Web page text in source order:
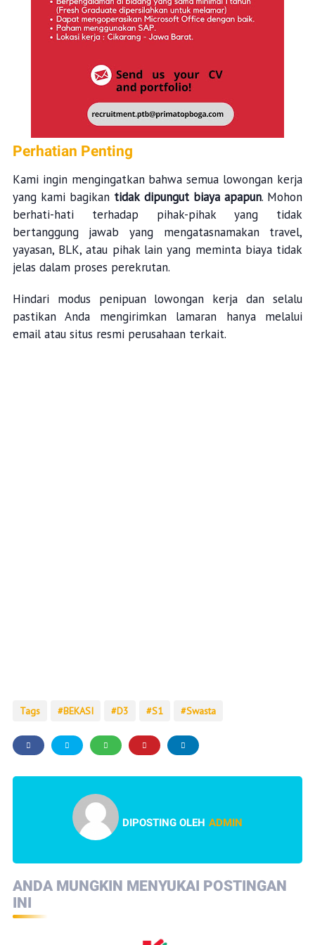
Perhatian Penting
Kami ingin mengingatkan bahwa semua lowongan kerja
yang kami bagikan tidak dipungut biaya apapun. Mohon
berhati-hati terhadap pihak-pihak yang tidak
bertanggung jawab yang mengatasnamakan travel,
yayasan, BLK, atau pihak lain yang meminta biaya tidak
jelas dalam proses perekrutan.
Hindari modus penipuan lowongan kerja dan selalu
pastikan Anda mengirimkan lamaran hanya melalui
email atau situs resmi perusahaan terkait.
Tags BEKASI D3 S1 Swasta
DIPOSTING OLEH ADMIN
ANDA MUNGKIN MENYUKAI POSTINGAN
INI